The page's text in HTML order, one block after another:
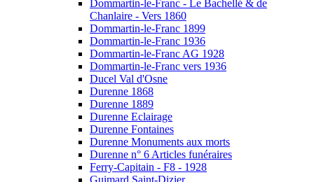
Dommartin-le-Franc - Le Bachellé & de
Chanlaire - Vers 1860
Dommartin-le-Franc 1899
Dommartin-le-Franc 1936
Dommartin-le-Franc AG 1928
Dommartin-le-Franc vers 1936
Ducel Val d'Osne
Durenne 1868
Durenne 1889
Durenne Eclairage
Durenne Fontaines
Durenne Monuments aux morts
Durenne n° 6 Articles funéraires
Ferry-Capitain - F8 - 1928
Guimard Saint-Dizier